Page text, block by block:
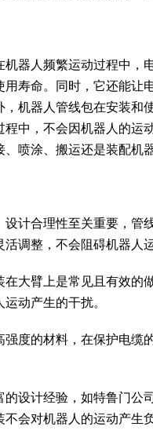
机器人频繁运动过程中，
寿命。同时，它还能
机器人管线包在安装和
中，不会因机器人的运
喷涂、搬运还是装配机
计合理性至关重要，管
调整，不会阻碍机器人
大臂上是常见且有效的
动产生的干扰。
度的材料，在保护电缆
设计经验，如特鲁门
会对机器人的运动产生